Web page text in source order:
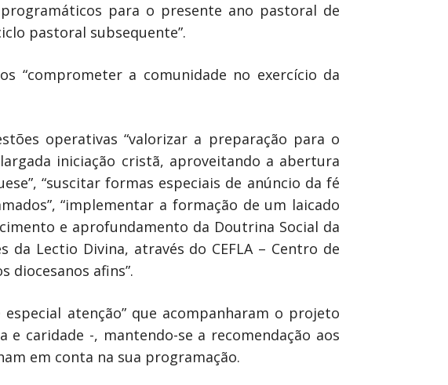
para o presente ano pastoral de
pastoral subsequente”.
“comprometer a comunidade no exercício da
operativas “valorizar a preparação para o
iniciação cristã, aproveitando a abertura
“suscitar formas especiais de anúncio da fé
“implementar a formação de um laicado
e aprofundamento da Doutrina Social da
da Lectio Divina, através do CEFLA – Centro de
diocesanos afins”.
atenção” que acompanharam o projeto
caridade -, mantendo-se a recomendação aos
em conta na sua programação.